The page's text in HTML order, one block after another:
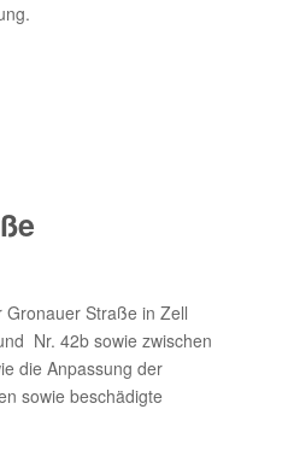
Straße in Zell
Nr. 42b sowie zwischen
die Anpassung der
sowie beschädigte